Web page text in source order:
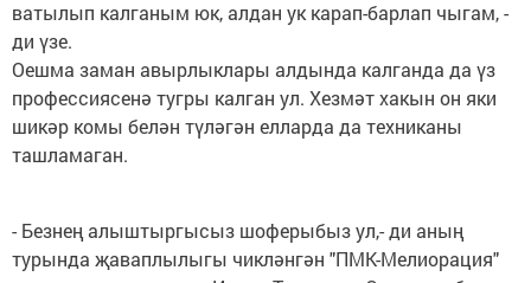
ватылып калганым юк, алдан ук карап-барлап чыгам, -
ди үзе.
Оешма заман авырлыклары алдында калганда да үз
профессиясенә тугры калган ул. Хезмәт хакын он яки
шикәр комы белән түләгән елларда да техниканы
ташламаган.
- Безнең алыштыргысыз шоферыбыз ул,- ди аның
турында җаваплылыгы чикләнгән "ПМК-Мелиорация"